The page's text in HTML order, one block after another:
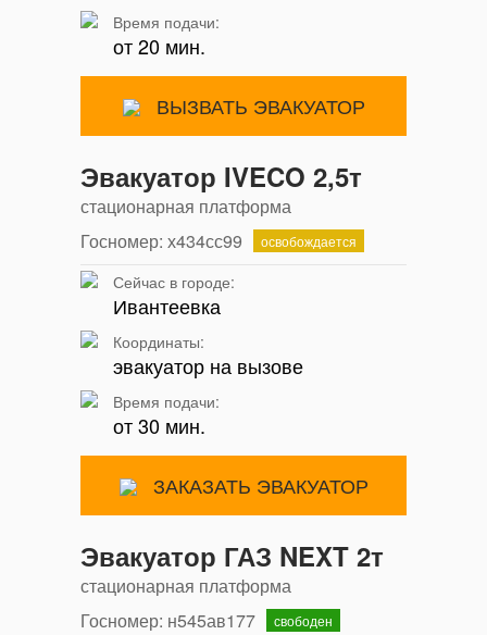
Время подачи:
от 20 мин.
ВЫЗВАТЬ ЭВАКУАТОР
Эвакуатор IVECO 2,5т
стационарная платформа
Госномер: х434сс99
освобождается
Сейчас в городе:
Ивантеевка
Координаты:
эвакуатор на вызове
Время подачи:
от 30 мин.
ЗАКАЗАТЬ ЭВАКУАТОР
Эвакуатор ГАЗ NEXT 2т
стационарная платформа
Госномер: н545ав177
свободен